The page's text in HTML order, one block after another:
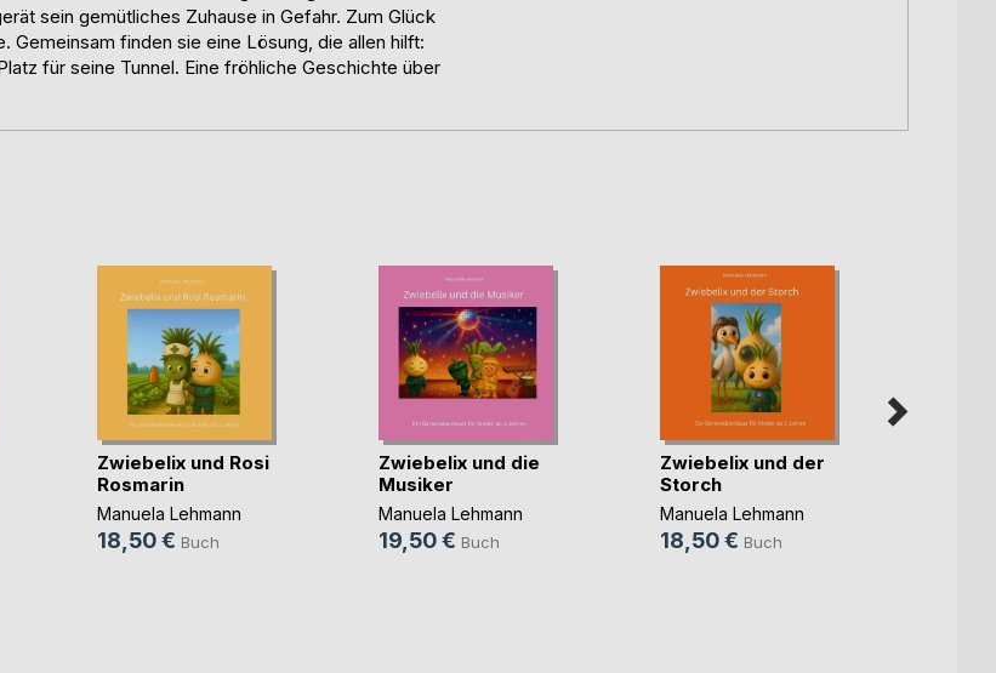
sein gemütliches Zuhause in Gefahr. Zum Glück
Gemeinsam finden sie eine Lösung, die allen hilft:
für seine Tunnel. Eine fröhliche Geschichte über
Zwiebelix und Rosi
Rosmarin
Manuela Lehmann
18,50 € Buch
Zwiebelix und die
Musiker
Manuela Lehmann
19,50 € Buch
Zwiebelix und der
Storch
Manuela Lehmann
18,50 € Buch